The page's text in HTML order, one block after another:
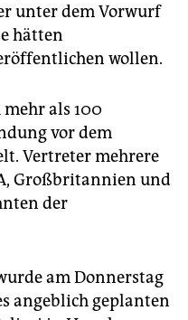
unter dem Vorwurf
hätten
wollen.
als 100
vor dem
Vertreter mehrere
Großbritannien und
der
am Donnerstag
angeblich geplanten